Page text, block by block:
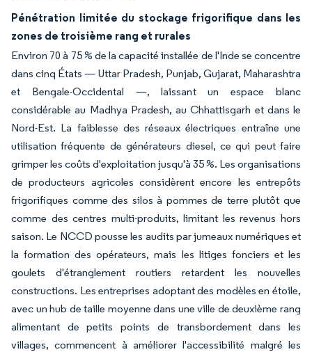
Pénétration limitée du stockage frigorifique dans les
zones de troisième rang et rurales
Environ 70 à 75 % de la capacité installée de l'Inde se concentre
dans cinq États — Uttar Pradesh, Punjab, Gujarat, Maharashtra
et Bengale-Occidental —, laissant un espace blanc
considérable au Madhya Pradesh, au Chhattisgarh et dans le
Nord-Est. La faiblesse des réseaux électriques entraîne une
utilisation fréquente de générateurs diesel, ce qui peut faire
grimper les coûts d'exploitation jusqu'à 35 %. Les organisations
de producteurs agricoles considèrent encore les entrepôts
frigorifiques comme des silos à pommes de terre plutôt que
comme des centres multi-produits, limitant les revenus hors
saison. Le NCCD pousse les audits par jumeaux numériques et
la formation des opérateurs, mais les litiges fonciers et les
goulets d'étranglement routiers retardent les nouvelles
constructions. Les entreprises adoptant des modèles en étoile,
avec un hub de taille moyenne dans une ville de deuxième rang
alimentant de petits points de transbordement dans les
villages, commencent à améliorer l'accessibilité malgré les